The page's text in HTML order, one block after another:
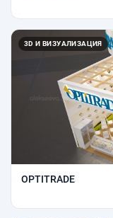
3D И ВИЗУАЛИЗАЦИЯ
OPTITRADE